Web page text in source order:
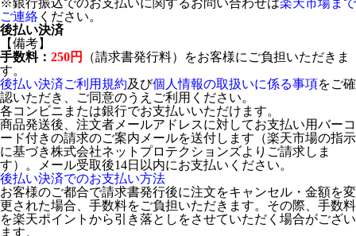
※銀行振込でのお支払いに関するお問い合わせは楽天市場まで
ご連絡 ください。
後払い決済
【備考】
手数料： 250円
（請求書発行料）をお客様にご負担いただきま
す。
後払い決済ご利用規約及び個人情報の取扱いに係る事項をご確
認いただき、ご同意のうえご利用ください。
各コンビニまたは銀行でお支払いいただけます。
商品発送後、注文者メールアドレスに対してお支払い用バーコ
ード付きの請求のご案内メールを送付します（楽天市場の指示
に基づき株式会社ネットプロテクションズよりご請求しま
す）。メール受取後14日以内にお支払いください。
後払い決済でのお支払い方法
お客様のご都合で請求書発行後に注文をキャンセル・金額を変
更された場合、手数料をご負担いただきます。その際、手数料
を楽天ポイントから引き落としをさせていただく場合がござい
ます。